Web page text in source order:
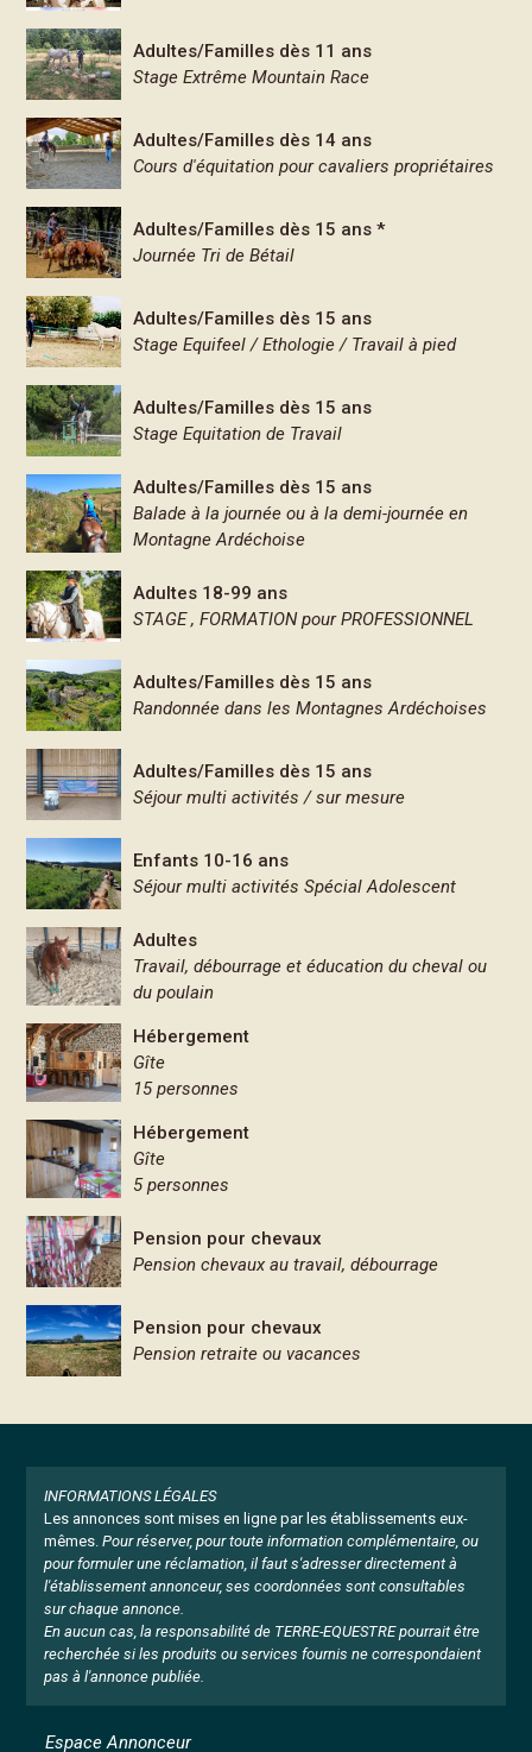
Adultes/Familles dès 11 ans
Stage Extrême Mountain Race
Adultes/Familles dès 14 ans
Cours d'équitation pour cavaliers propriétaires
Adultes/Familles dès 15 ans *
Journée Tri de Bétail
Adultes/Familles dès 15 ans
Stage Equifeel / Ethologie / Travail à pied
Adultes/Familles dès 15 ans
Stage Equitation de Travail
Adultes/Familles dès 15 ans
Balade à la journée ou à la demi-journée en
Montagne Ardéchoise
Adultes 18-99 ans
STAGE , FORMATION pour PROFESSIONNEL
Adultes/Familles dès 15 ans
Randonnée dans les Montagnes Ardéchoises
Adultes/Familles dès 15 ans
Séjour multi activités / sur mesure
Enfants 10-16 ans
Séjour multi activités Spécial Adolescent
Adultes
Travail, débourrage et éducation du cheval ou
du poulain
Hébergement
Gîte
15 personnes
Hébergement
Gîte
5 personnes
Pension pour chevaux
Pension chevaux au travail, débourrage
Pension pour chevaux
Pension retraite ou vacances
INFORMATIONS LÉGALES
Les annonces sont mises en ligne par les établissements eux-
mêmes. Pour réserver, pour toute information complémentaire, ou
pour formuler une réclamation, il faut s'adresser directement à
l'établissement annonceur, ses coordonnées sont consultables
sur chaque annonce.
En aucun cas, la responsabilité de TERRE-EQUESTRE pourrait être
recherchée si les produits ou services fournis ne correspondaient
pas à l'annonce publiée.
Espace Annonceur